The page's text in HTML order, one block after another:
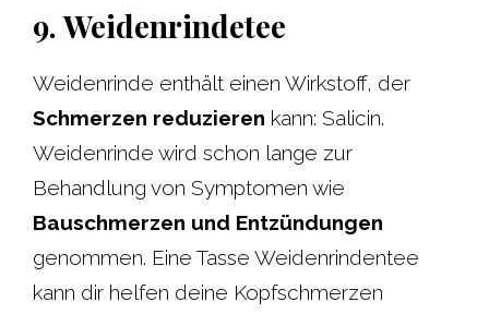
9. Weidenrindetee
Weidenrinde enthält einen Wirkstoff, der
Schmerzen reduzieren kann: Salicin.
Weidenrinde wird schon lange zur
Behandlung von Symptomen wie
Bauschmerzen und Entzündungen
genommen. Eine Tasse Weidenrindentee
kann dir helfen deine Kopfschmerzen